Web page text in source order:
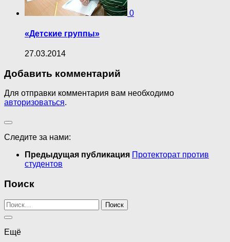
0
«Детские группы»
27.03.2014
Добавить комментарий
Для отправки комментария вам необходимо
авторизоваться.
Следите за нами:
Предыдущая публикация Протекторат против
студентов
Поиск
Найти:
Ещё